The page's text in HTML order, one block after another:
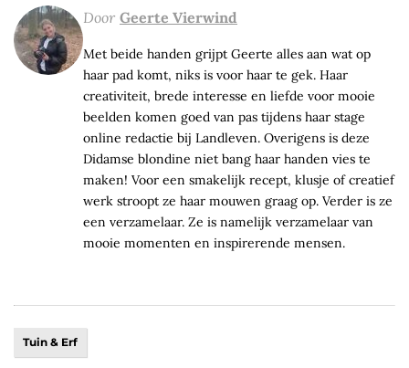
Door Geerte Vierwind
Met beide handen grijpt Geerte alles aan wat op
haar pad komt, niks is voor haar te gek. Haar
creativiteit, brede interesse en liefde voor mooie
beelden komen goed van pas tijdens haar stage
online redactie bij Landleven. Overigens is deze
Didamse blondine niet bang haar handen vies te
maken! Voor een smakelijk recept, klusje of creatief
werk stroopt ze haar mouwen graag op. Verder is ze
een verzamelaar. Ze is namelijk verzamelaar van
mooie momenten en inspirerende mensen.
Tuin & Erf